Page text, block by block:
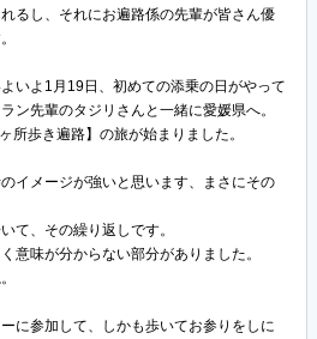
るし、それにお遍路係の先輩が皆さん優
いよ1月19日、初めての添乗の日がやって
ン先輩のタジリさんと一緒に愛媛県へ。
所歩き遍路】の旅が始まりました。
イメージが強いと思います、まさにその
て、その繰り返しです。
意味が分からない部分がありました。
に参加して、しかも歩いてお参りをしに